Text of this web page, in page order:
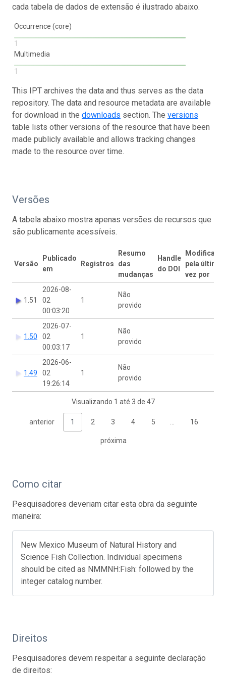
cada tabela de dados de extensão é ilustrado abaixo.
Occurrence (core)
1
Multimedia
1
This IPT archives the data and thus serves as the data
repository. The data and resource metadata are available
for download in the downloads section. The versions
table lists other versions of the resource that have been
made publicly available and allows tracking changes
made to the resource over time.
Versões
A tabela abaixo mostra apenas versões de recursos que
são publicamente acessíveis.
Versão
Publicado
em
Registros
Resumo
das
mudanças
Handle
do DOI
Modificado
pela última
vez por
1.51
2026-08-
02
00:03:20
1
Não
provido
1.50
2026-07-
02
00:03:17
1
Não
provido
1.49
2026-06-
02
19:26:14
1
Não
provido
Visualizando 1 até 3 de 47
anterior 1 2 3 4 5 16
próxima
Como citar
Pesquisadores deveriam citar esta obra da seguinte
maneira:
New Mexico Museum of Natural History and
Science Fish Collection. Individual specimens
should be cited as NMMNH:Fish: followed by the
integer catalog number.
Direitos
Pesquisadores devem respeitar a seguinte declaração
de direitos: